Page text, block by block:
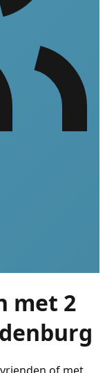
met 2